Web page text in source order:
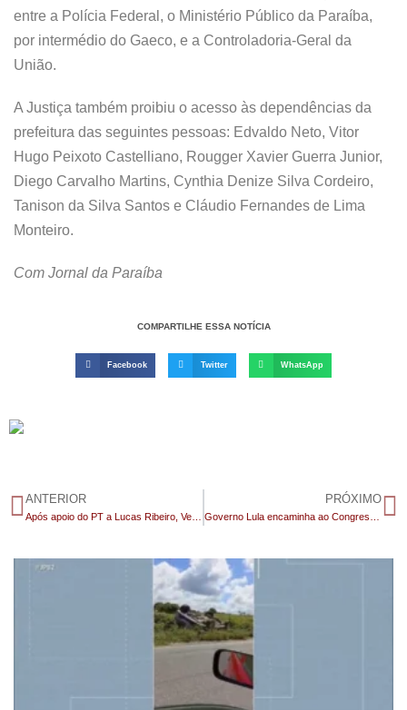
entre a Polícia Federal, o Ministério Público da Paraíba,
por intermédio do Gaeco, e a Controladoria-Geral da
União.
A Justiça também proibiu o acesso às dependências da
prefeitura das seguintes pessoas: Edvaldo Neto, Vitor
Hugo Peixoto Castelliano, Rougger Xavier Guerra Junior,
Diego Carvalho Martins, Cynthia Denize Silva Cordeiro,
Tanison da Silva Santos e Cláudio Fernandes de Lima
Monteiro.
Com Jornal da Paraíba
COMPARTILHE ESSA NOTÍCIA
Facebook Twitter WhatsApp
ANTERIOR PRÓXIMO